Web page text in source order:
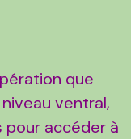
que
ventral,
accéder à